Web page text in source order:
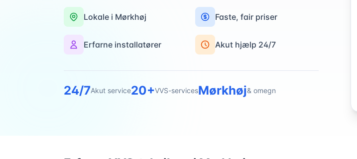
Lokale i Mørkhøj Faste, fair priser
Erfarne installatører Akut hjælp 24/7
24/7Akut service20+VVS-servicesMørkhøj& omegn